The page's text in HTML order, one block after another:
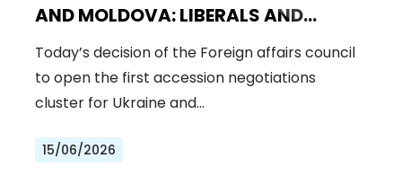
AND MOLDOVA: LIBERALS AND
DEMOCRATS WELCOME THE OPENING
OF THE FIRST ACCESSION
NEGOTIATIONS CLUSTER
Today’s decision of the Foreign affairs council
to open the first accession negotiations
cluster for Ukraine and…
15/06/2026